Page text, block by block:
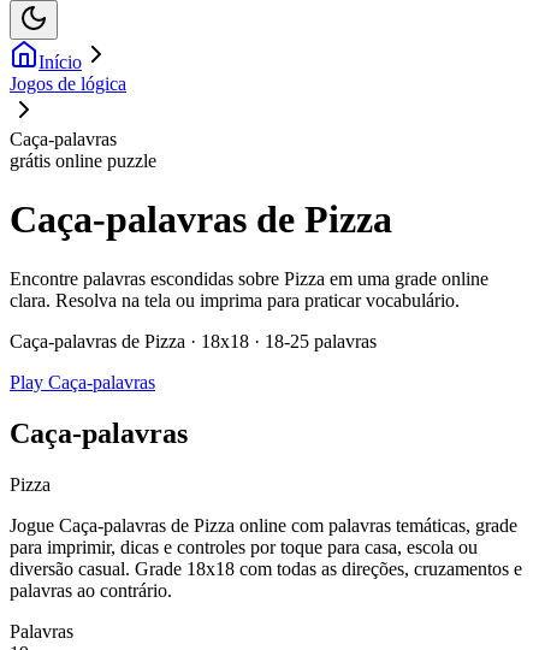
Início
Jogos de lógica
Caça-palavras
grátis online puzzle
Caça-palavras de Pizza
Encontre palavras escondidas sobre Pizza em uma grade online
clara. Resolva na tela ou imprima para praticar vocabulário.
Caça-palavras de Pizza · 18x18 · 18-25 palavras
Play Caça-palavras
Caça-palavras
Pizza
Jogue Caça-palavras de Pizza online com palavras temáticas, grade
para imprimir, dicas e controles por toque para casa, escola ou
diversão casual. Grade 18x18 com todas as direções, cruzamentos e
palavras ao contrário.
Palavras